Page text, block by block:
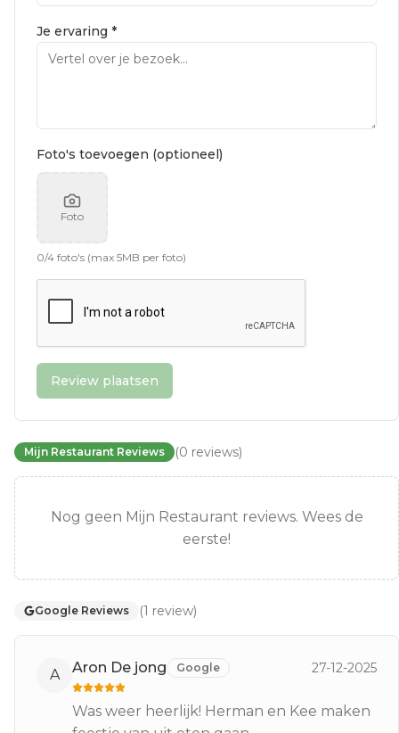
Je ervaring *
Foto's toevoegen (optioneel)
Foto
0/4 foto's (max 5MB per foto)
Review plaatsen
Mijn Restaurant Reviews (0 reviews)
Nog geen Mijn Restaurant reviews. Wees de
eerste!
Google Reviews (1 review)
A Aron De jong Google 27-12-2025
Was weer heerlijk! Herman en Kee maken